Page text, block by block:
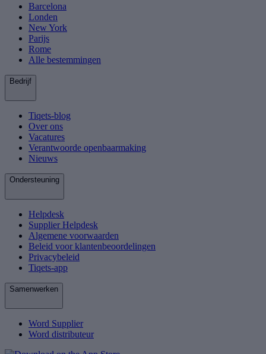
Barcelona
Londen
New York
Parijs
Rome
Alle bestemmingen
Bedrijf
Tiqets-blog
Over ons
Vacatures
Verantwoorde openbaarmaking
Nieuws
Ondersteuning
Helpdesk
Supplier Helpdesk
Algemene voorwaarden
Beleid voor klantenbeoordelingen
Privacybeleid
Tiqets-app
Samenwerken
Word Supplier
Word distributeur